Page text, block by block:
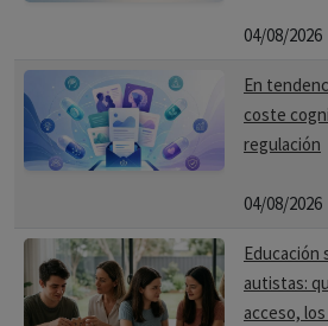
04/08/2026
En
coste
regulación
04/08/2026
Educación
autistas:
acceso,